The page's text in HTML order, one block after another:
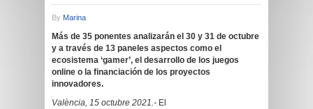
By Marina
Más de 35 ponentes analizarán el 30 y 31 de octubre
y a través de 13 paneles aspectos como el
ecosistema ‘gamer’, el desarrollo de los juegos
online o la financiación de los proyectos
innovadores.
València, 15 octubre 2021.- El